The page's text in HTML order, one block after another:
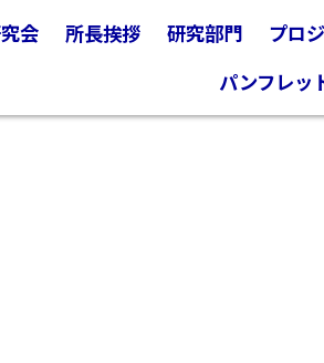
会 所長挨拶 研究部門 プロ
パンフレッ